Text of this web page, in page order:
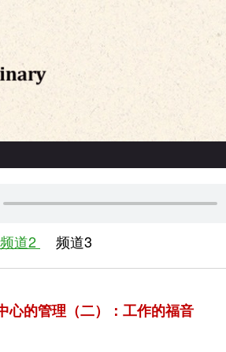
频道2 频道3
心的管理（二）：工作的福音